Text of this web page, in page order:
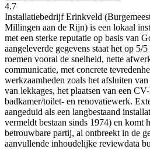
4.7
Installatiebedrijf Erinkveld
Millingen aan de Rijn) is een lokaal
met een sterke reputatie op basis van
aangeleverde gegevens staat het op 5/
roemen vooral de snelheid, nette
communicatie, met concrete
werkzaamheden zoals het afsluiten
van lekkages, het plaatsen van een
badkamer/toilet- en renovatiewerk.
aangeduid als een langbestaand
vermeldt bestaan sinds 1974) en komt
betrouwbare partij, al ontbreekt in de
aanvullende inhoudelijke reviewdata